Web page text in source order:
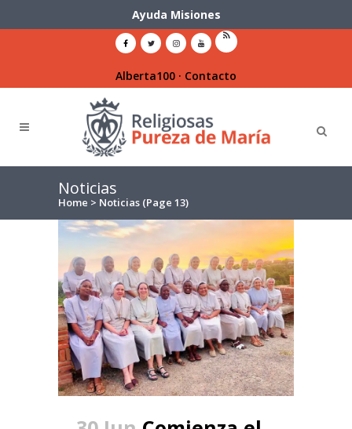
Ayuda Misiones
Alberta100 · Contacto
Noticias
Home > Noticias (Page 13)